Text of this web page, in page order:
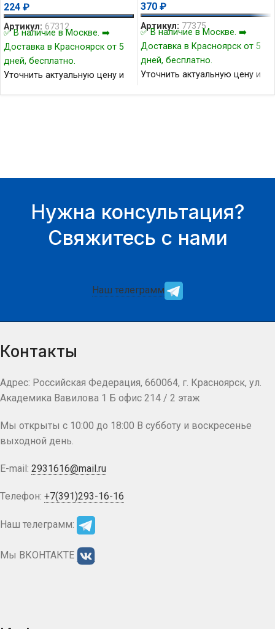
224 ₽
Артикул: 67312
✅ В наличие в Москве. ➡️
Доставка в Красноярск от 5
дней, бесплатно.
Уточнить актуальную цену и
370 ₽
Артикул: 77375
✅ В наличие в Москве. ➡️
Доставка в Красноярск от 5
дней, бесплатно.
Уточнить актуальную цену и
Нужна консультация?
Свяжитесь с нами
Наш телеграмм
Контакты
Адрес: Российская Федерация, 660064, г. Красноярск, ул.
Академика Вавилова 1 Б офис 214 / 2 этаж
Мы открыты с 10:00 до 18:00 В субботу и воскресенье
выходной день.
E-mail: 2931616@mail.ru
Телефон: +7(391)293-16-16
Наш телеграмм:
Мы ВКОНТАКТЕ